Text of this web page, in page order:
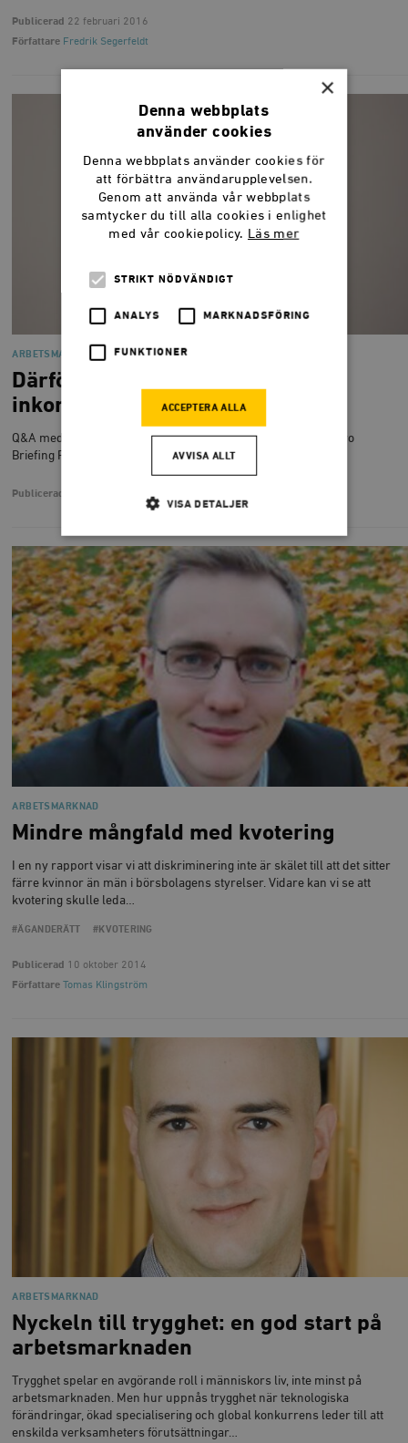
Publicerad 22 februari 2016
Författare Fredrik Segerfeldt
ARBETSMARKNAD
Därför har LO fel om
inkomstskillnaderna
Q&A med Malin Sahlén, författare till “Jämlika Sverige” (Timbro
Briefing Paper nr 1)
Publicerad
ARBETSMARKNAD
Mindre mångfald med kvotering
I en ny rapport visar vi att diskriminering inte är skälet till att det sitter
färre kvinnor än män i börsbolagens styrelser. Vidare kan vi se att
kvotering skulle leda…
#ÄGANDERÄTT #KVOTERING
Publicerad 10 oktober 2014
Författare Tomas Klingström
ARBETSMARKNAD
Nyckeln till trygghet: en god start på
arbetsmarknaden
Trygghet spelar en avgörande roll i människors liv, inte minst på
arbetsmarknaden. Men hur uppnås trygghet när teknologiska
förändringar, ökad specialisering och global konkurrens leder till att
enskilda verksamheters förutsättningar…
×
Denna webbplats
använder cookies
Denna webbplats använder cookies för
att förbättra användarupplevelsen.
Genom att använda vår webbplats
samtycker du till alla cookies i enlighet
med vår cookiepolicy. Läs mer
STRIKT NÖDVÄNDIGT
ANALYS MARKNADSFÖRING
FUNKTIONER
ACCEPTERA ALLA
AVVISA ALLT
VISA DETALJER
Strikt nödvändigt Analys
Marknadsföring
Strikt nödvändiga kakor tillåter
kärnwebbplatsfunktioner som användarinloggning
och kontohantering. Webbplatsen kan inte användas
ordentligt utan strikt nödvändiga cookies.
Namn
Leverantör
/ Domän
Automattic
timbro.se
_hjFirstSeen
Hotjar Ltd
.timbro.se
timbro.se
wp_woocommerce_session_[abcdef0123456789]
timbro.se
_hjAbsoluteSessionInProgress
Hotjar Ltd